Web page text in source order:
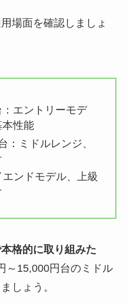
場面を確認しましょ
エントリーモデ
性能
：ミドルレンジ、
ンドモデル、上級
格的に取り組みた
～15,000円台のミドル
しょう。